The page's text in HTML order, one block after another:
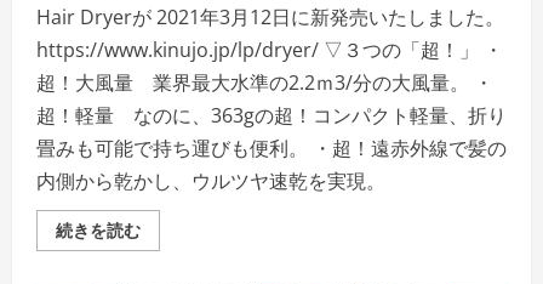
Hair Dryerが 2021年3月12日に新発売いたしました。
https://www.kinujo.jp/lp/dryer/ ▽３つの「超！」 ・
超！大風量 業界最大水準の2.2ｍ3/分の大風量。 ・
超！軽量 なのに、363gの超！コンパクト軽量、折り
畳みも可能で持ち運びも便利。 ・超！遠赤外線で髪の
内側から乾かし、ウルツヤ速乾を実現。
続きを読むシ
ル